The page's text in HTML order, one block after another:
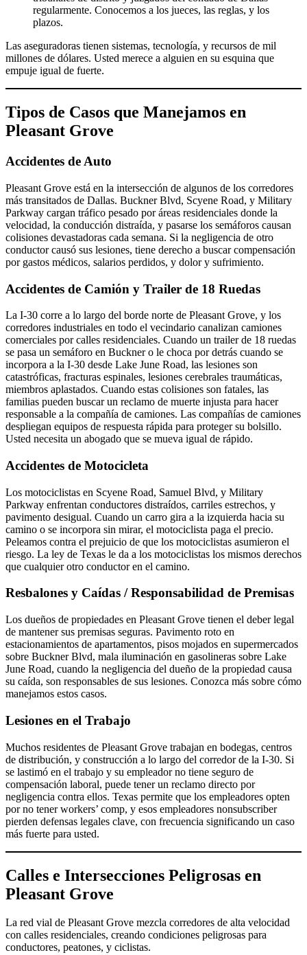
regularmente. Conocemos a los jueces, las reglas, y los
plazos.
Las aseguradoras tienen sistemas, tecnología, y recursos de mil
millones de dólares. Usted merece a alguien en su esquina que
empuje igual de fuerte.
Tipos de Casos que Manejamos en
Pleasant Grove
Accidentes de Auto
Pleasant Grove está en la intersección de algunos de los corredores
más transitados de Dallas. Buckner Blvd, Scyene Road, y Military
Parkway cargan tráfico pesado por áreas residenciales donde la
velocidad, la conducción distraída, y pasarse los semáforos causan
colisiones devastadoras cada semana. Si la negligencia de otro
conductor causó sus lesiones, tiene derecho a buscar compensación
por gastos médicos, salarios perdidos, y dolor y sufrimiento.
Accidentes de Camión y Trailer de 18 Ruedas
La I-30 corre a lo largo del borde norte de Pleasant Grove, y los
corredores industriales en todo el vecindario canalizan camiones
comerciales por calles residenciales. Cuando un trailer de 18 ruedas
se pasa un semáforo en Buckner o le choca por detrás cuando se
incorpora a la I-30 desde Lake June Road, las lesiones son
catastróficas, fracturas espinales, lesiones cerebrales traumáticas,
miembros aplastados. Cuando estas colisiones son fatales, las
familias pueden buscar un reclamo de muerte injusta para hacer
responsable a la compañía de camiones. Las compañías de camiones
despliegan equipos de respuesta rápida para proteger su bolsillo.
Usted necesita un abogado que se mueva igual de rápido.
Accidentes de Motocicleta
Los motociclistas en Scyene Road, Samuel Blvd, y Military
Parkway enfrentan conductores distraídos, carriles estrechos, y
pavimento desigual. Cuando un carro gira a la izquierda hacia su
camino o se incorpora sin mirar, el motociclista paga el precio.
Peleamos contra el prejuicio de que los motociclistas asumieron el
riesgo. La ley de Texas le da a los motociclistas los mismos derechos
que cualquier otro conductor en el camino.
Resbalones y Caídas / Responsabilidad de Premisas
Los dueños de propiedades en Pleasant Grove tienen el deber legal
de mantener sus premisas seguras. Pavimento roto en
estacionamientos de apartamentos, pisos mojados en supermercados
sobre Buckner Blvd, mala iluminación en gasolineras sobre Lake
June Road, cuando la negligencia del dueño de la propiedad causa
su caída, son responsables de sus lesiones. Conozca más sobre cómo
manejamos estos casos.
Lesiones en el Trabajo
Muchos residentes de Pleasant Grove trabajan en bodegas, centros
de distribución, y construcción a lo largo del corredor de la I-30. Si
se lastimó en el trabajo y su empleador no tiene seguro de
compensación laboral, puede tener un reclamo directo por
negligencia contra ellos. Texas permite que los empleadores opten
por no tener workers’ comp, y esos empleadores nonsubscriber
pierden defensas legales clave, con frecuencia significando un caso
más fuerte para usted.
Calles e Intersecciones Peligrosas en
Pleasant Grove
La red vial de Pleasant Grove mezcla corredores de alta velocidad
con calles residenciales, creando condiciones peligrosas para
conductores, peatones, y ciclistas.